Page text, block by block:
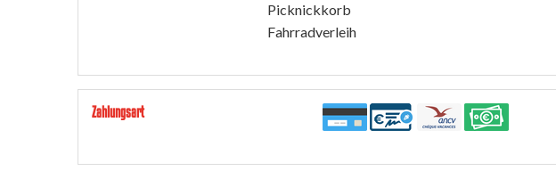
Picknickkorb
Fahrradverleih
Zahlungsart